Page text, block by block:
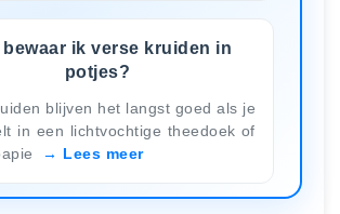
bewaar ik verse kruiden in
potjes?
blijven het langst goed als je
in een lichtvochtige theedoek of
Lees meer